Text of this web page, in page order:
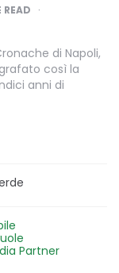
READ
di Napoli,
così la
anni di
Partner